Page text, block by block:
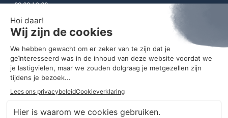
09:00-12:00
Zondag: